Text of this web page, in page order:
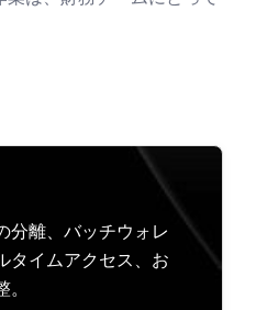
分離、バッチウォレ
タイムアクセス、お